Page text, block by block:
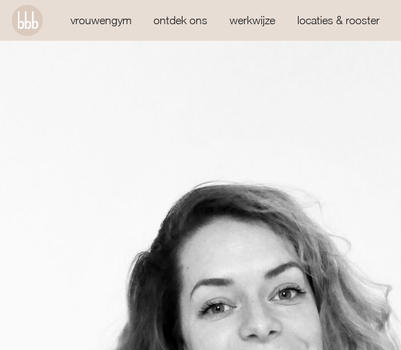
vrouwengym ontdek ons werkwijze locaties & rooster